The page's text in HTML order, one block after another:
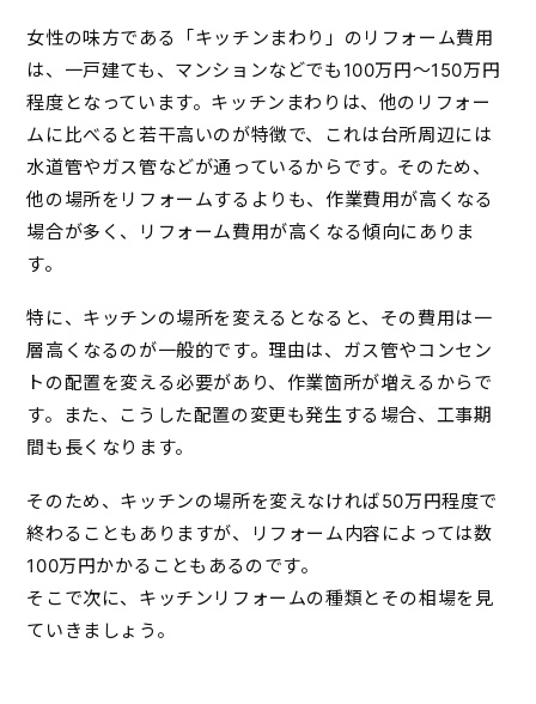
女性の味方である「キッチンまわり」のリフォーム費用
は、一戸建ても、マンションなどでも100万円～150万円
程度となっています。キッチンまわりは、他のリフォー
ムに比べると若干高いのが特徴で、これは台所周辺には
水道管やガス管などが通っているからです。そのため、
他の場所をリフォームするよりも、作業費用が高くなる
場合が多く、リフォーム費用が高くなる傾向にありま
す。
特に、キッチンの場所を変えるとなると、その費用は一
層高くなるのが一般的です。理由は、ガス管やコンセン
トの配置を変える必要があり、作業箇所が増えるからで
す。また、こうした配置の変更も発生する場合、工事期
間も長くなります。
そのため、キッチンの場所を変えなければ50万円程度で
終わることもありますが、リフォーム内容によっては数
100万円かかることもあるのです。
そこで次に、キッチンリフォームの種類とその相場を見
ていきましょう。